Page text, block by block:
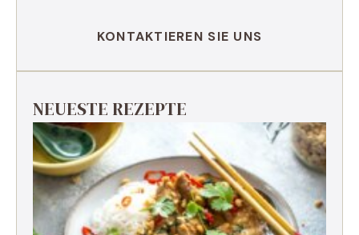
KONTAKTIEREN SIE UNS
NEUESTE REZEPTE